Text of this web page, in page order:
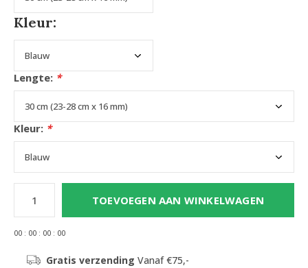
Kleur:
Lengte: *
Kleur: *
TOEVOEGEN AAN WINKELWAGEN
00 : 00 : 00 : 00
Gratis verzending Vanaf €75,-